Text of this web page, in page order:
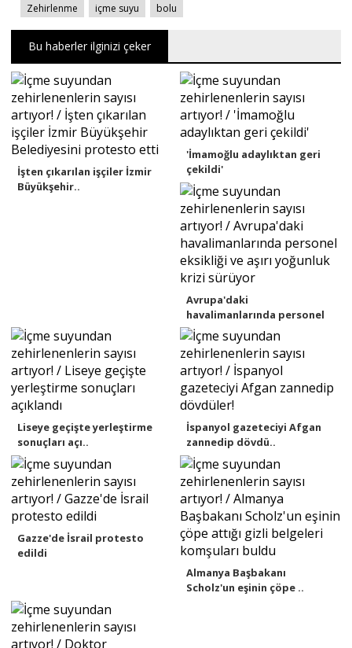
Dosya Haber
Ankara Analiz
Sağlık
Zehirlenme içme suyu bolu
Bu haberler ilginizi çeker
İşten çıkarılan işçiler İzmir
Büyükşehir..
'İmamoğlu adaylıktan geri
çekildi'
Avrupa'daki
havalimanlarında personel
ek..
Liseye geçişte yerleştirme
sonuçları açı..
İspanyol gazeteciyi Afgan
zannedip dövdü..
Gazze'de İsrail protesto
edildi
Almanya Başbakanı
Scholz'un eşinin çöpe ..